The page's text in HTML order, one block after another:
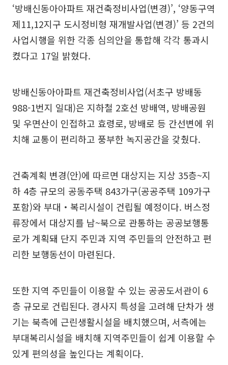
‘방배신동아아파트 재건축정비사업(변경)’, ‘양동구역
제11,12지구 도시정비형 재개발사업(변경)’ 등 2건의
사업시행을 위한 각종 심의안을 통합해 각각 통과시
켰다고 17일 밝혔다.
방배신동아아파트 재건축정비사업(서초구 방배동
988-1번지 일대)은 지하철 2호선 방배역, 방배공원
및 우면산이 인접하고 효령로, 방배로 등 간선변에 위
치해 교통이 편리하고 풍부한 녹지공간을 갖췄다.
건축계획 변경(안)에 따르면 대상지는 지상 35층~지
하 4층 규모의 공동주택 843가구(공공주택 109가구
포함)와 부대‧복리시설이 건립될 예정이다. 버스정
류장에서 대상지를 남~북으로 관통하는 공공보행통
로가 계획돼 단지 주민과 지역 주민들의 안전하고 편
리한 보행동선이 마련된다.
또한 지역 주민들이 이용할 수 있는 공공도서관이 6
층 규모로 건립된다. 경사지 특성을 고려해 단차가 생
기는 북측에 근린생활시설을 배치했으며, 서측에는
부대복리시설을 배치해 지역주민들이 쉽게 이용할 수
있게 편의성을 높인다는 계획이다.